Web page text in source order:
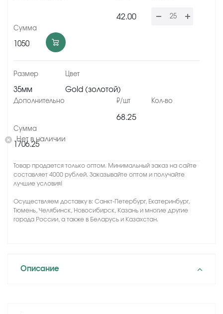
42.00
1050
35мм Gold (золотой)
68.25
1706.25
Нет в наличии
Товар продается только оптом. Минимальный заказ на сайте
составляет 4000 рублей. Заказывайте оптом и получайте
лучшие условия!
Осуществляем доставку в: Санкт-Петербург, Екатеринбург,
Тюмень, Челябинск, Новосибирск, Казань и многие другие
города России, а также в Беларусь и Казахстан.
Описание